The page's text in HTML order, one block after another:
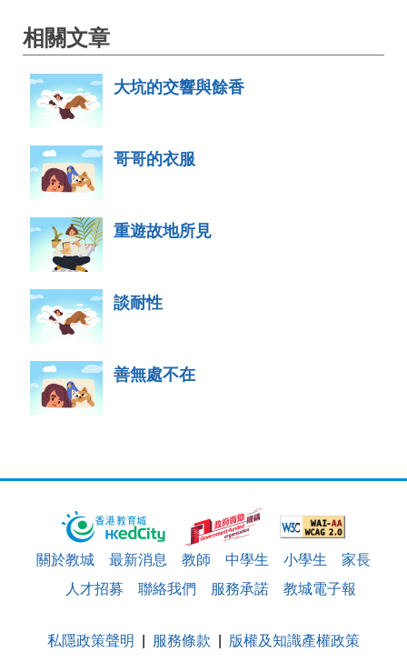
相關文章
大坑的交響與餘香
哥哥的衣服
重遊故地所見
談耐性
善無處不在
關於教城 最新消息 教師 中學生 小學生
家長
人才招募
聯絡我們 服務承諾 教城電子報
私隱政策聲明 服務條款
版權及知識產權政策